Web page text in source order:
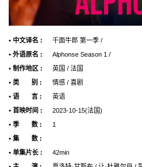
• 中文译名 :
千面牛郎 第一季 /
• 外语原名 :
Alphonse Season 1 /
• 制作地区 :
英国 / 法国
• 类 别 :
情感 / 喜剧
• 语 言 :
英语
• 首映时间 :
2023-10-15(法国)
• 季 数 :
1
• 集 数 :
• 单集片长 :
42min